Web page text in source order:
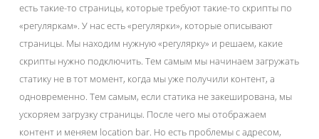
есть такие-то страницы, которые требуют такие-то скрипты по
«регуляркам». У нас есть «регулярки», которые описывают
страницы. Мы находим нужную «регулярку» и решаем, какие
скрипты нужно подключить. Тем самым мы начинаем загружать
статику не в тот момент, когда мы уже получили контент, а
одновременно. Тем самым, если статика не закеширована, мы
ускоряем загрузку страницы. После чего мы отображаем
контент и меняем location bar. Но есть проблемы с адресом,